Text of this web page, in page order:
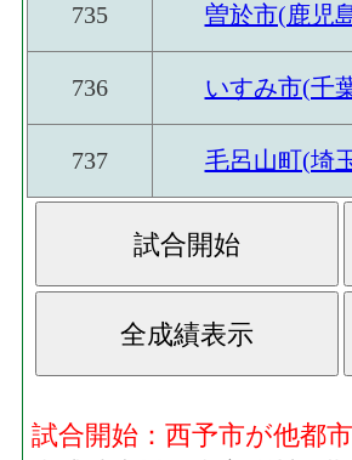
735 曽於市(鹿児
736 いすみ市(千
737 毛呂山町(埼
試合開始：西予市が他都